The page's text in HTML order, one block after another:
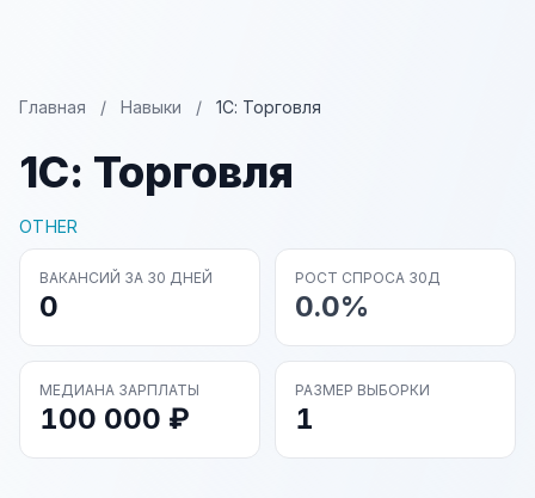
Главная / Навыки / 1С: Торговля
1С: Торговля
OTHER
ВАКАНСИЙ ЗА 30 ДНЕЙ
0
РОСТ СПРОСА 30Д
0.0%
МЕДИАНА ЗАРПЛАТЫ
100 000 ₽
РАЗМЕР ВЫБОРКИ
1